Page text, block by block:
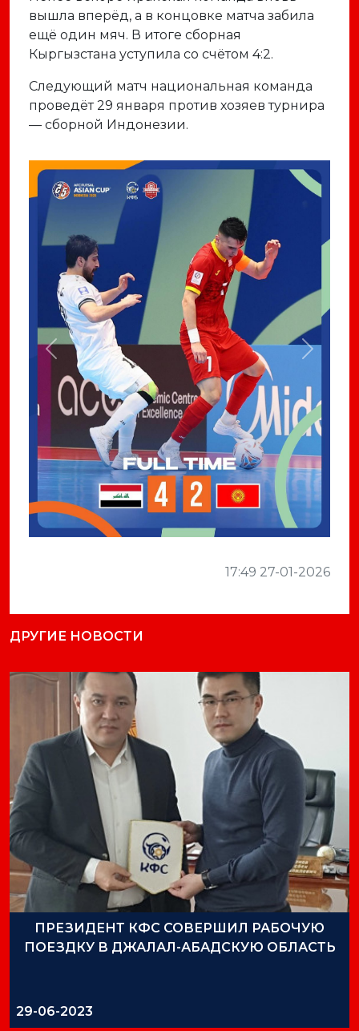
вышла вперёд, а в концовке матча забила
ещё один мяч. В итоге сборная
Кыргызстана уступила со счётом 4:2.
Следующий матч национальная команда
проведёт 29 января против хозяев турнира
— сборной Индонезии.
Previous Next
17:49 27-01-2026
ДРУГИЕ НОВОСТИ
ПРЕЗИДЕНТ КФС СОВЕРШИЛ РАБОЧУЮ
ПОЕЗДКУ В ДЖАЛАЛ-АБАДСКУЮ ОБЛАСТЬ
29-06-2023